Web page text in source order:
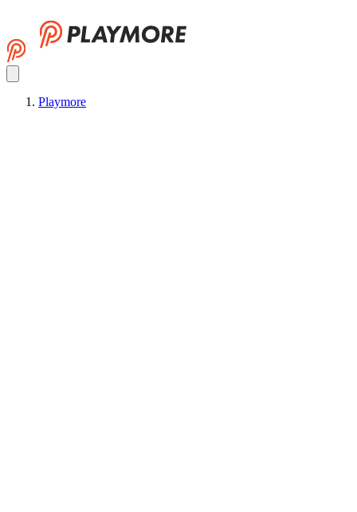
Playmore